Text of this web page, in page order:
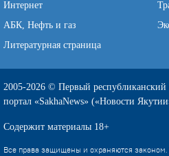
Интернет
АБК, Нефть и газ
Литературная страница
2005-2026 © Первый
портал «SakhaNews» («Новости
Содержит материалы 18+
Все права защищены и охраняются